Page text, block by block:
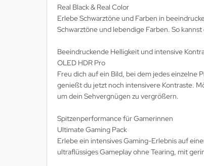
Real Black & Real Color
Erlebe Schwarztöne und Farben in
Schwarztöne und lebendige Farben. So
Beeindruckende Helligkeit und intensive
OLED HDR Pro
Freu dich auf ein Bild, bei dem jedes einzelne
genießt du jetzt noch intensivere Kontraste.
um dein Sehvergnügen zu vergrößern.
Spitzenperformance für Gamerinnen
Ultimate Gaming Pack
Erlebe ein intensives Gaming-Erlebnis auf
ultraflüssiges Gameplay ohne Tearing, mit